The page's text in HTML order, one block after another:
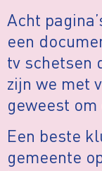
Acht
een
tv schetsen
zijn we met
geweest
Een beste
gemeente